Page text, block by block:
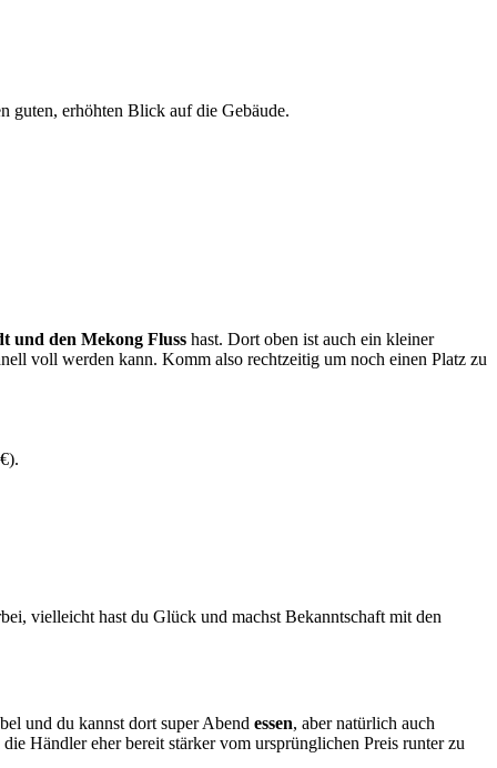
guten, erhöhten Blick auf die Gebäude.
und den Mekong Fluss hast. Dort oben ist auch ein kleiner
voll werden kann. Komm also rechtzeitig um noch einen Platz zu
vielleicht hast du Glück und machst Bekanntschaft mit den
und du kannst dort super Abend essen, aber natürlich auch
Händler eher bereit stärker vom ursprünglichen Preis runter zu